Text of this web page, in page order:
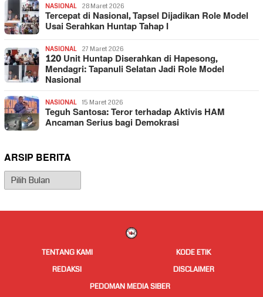
NASIONAL 28 Maret 2026
Tercepat di Nasional, Tapsel Dijadikan Role Model
Usai Serahkan Huntap Tahap I
NASIONAL 27 Maret 2026
120 Unit Huntap Diserahkan di Hapesong,
Mendagri: Tapanuli Selatan Jadi Role Model
Nasional
NASIONAL 15 Maret 2026
Teguh Santosa: Teror terhadap Aktivis HAM
Ancaman Serius bagi Demokrasi
ARSIP BERITA
Arsip
Berita
TENTANG KAMI
KODE ETIK
REDAKSI
DISCLAIMER
PEDOMAN MEDIA SIBER